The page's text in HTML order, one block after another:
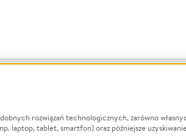
Informacje O
rozwiązań technologicznych, zarówno
laptop, tablet, smartfon) oraz późniejsze